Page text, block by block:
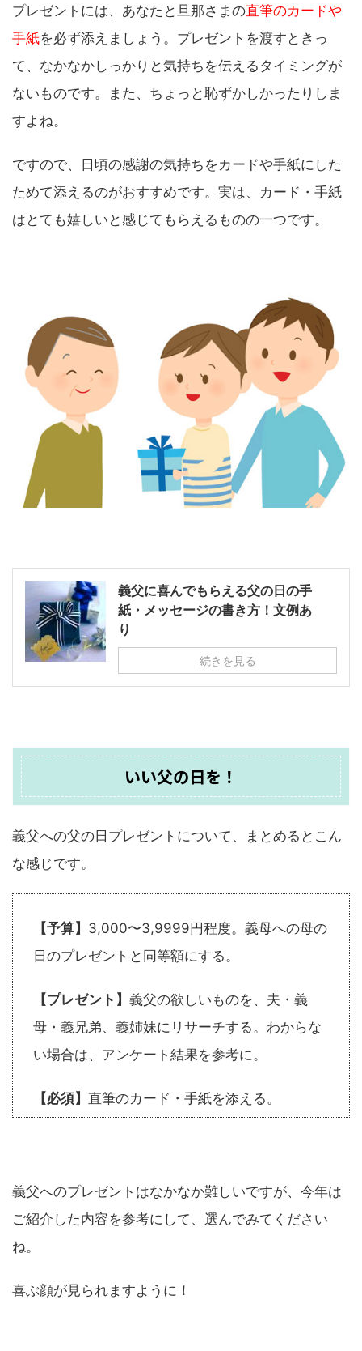
プレゼントには、あなたと旦那さまの直筆のカードや
手紙を必ず添えましょう。プレゼントを渡すときっ
て、なかなかしっかりと気持ちを伝えるタイミングが
ないものです。また、ちょっと恥ずかしかったりしま
すよね。
ですので、日頃の感謝の気持ちをカードや手紙にした
ためて添えるのがおすすめです。実は、カード・手紙
はとても嬉しいと感じてもらえるものの一つです。
義父に喜んでもらえる父の日の手
紙・メッセージの書き方！文例あ
り
続きを見る
いい父の日を！
義父への父の日プレゼントについて、まとめるとこん
な感じです。
【予算】 3,000〜3,9999円程度。義母への母の
日のプレゼントと同等額にする。
【プレゼント】 義父の欲しいものを、夫・義
母・義兄弟、義姉妹にリサーチする。わからな
い場合は、アンケート結果を参考に。
【必須】 直筆のカード・手紙を添える。
義父へのプレゼントはなかなか難しいですが、今年は
ご紹介した内容を参考にして、選んでみてください
ね。
喜ぶ顔が見られますように！